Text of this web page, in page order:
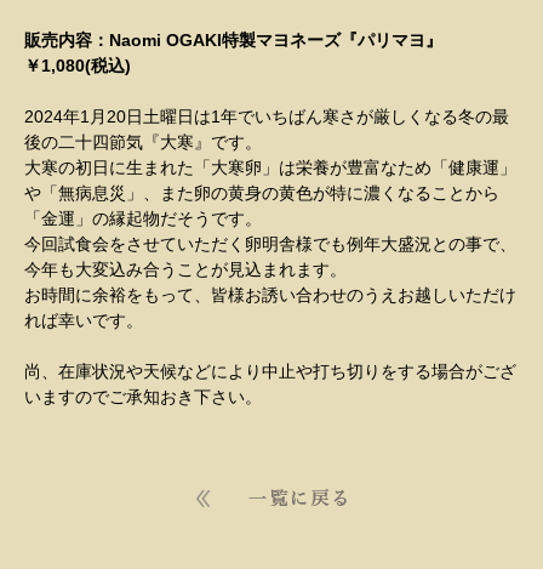
販売内容：Naomi OGAKI特製マヨネーズ『パリマヨ』
￥1,080(税込)
2024年1月20日土曜日は1年でいちばん寒さが厳しくなる冬の最
後の二十四節気『大寒』です。
大寒の初日に生まれた「大寒卵」は栄養が豊富なため「健康運」
や「無病息災」、また卵の黄身の黄色が特に濃くなることから
「金運」の縁起物だそうです。
今回試食会をさせていただく卵明舎様でも例年大盛況との事で、
今年も大変込み合うことが見込まれます。
お時間に余裕をもって、皆様お誘い合わせのうえお越しいただけ
れば幸いです。
尚、在庫状況や天候などにより中止や打ち切りをする場合がござ
いますのでご承知おき下さい。